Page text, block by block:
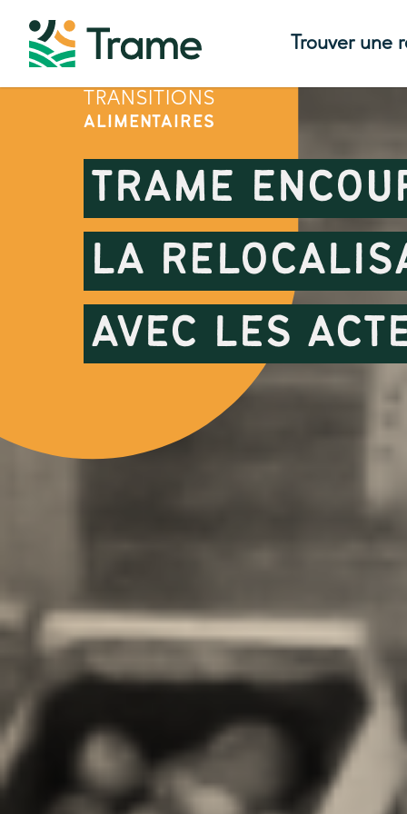
Trouver une
TRANSITIONS
ALIMENTAIRES
TRAME
LA
AVEC LES